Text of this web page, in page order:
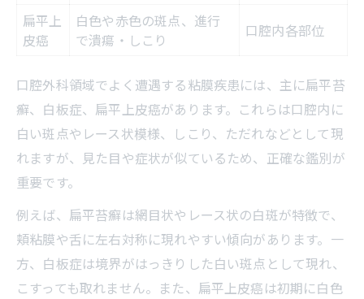
組織検査が必要となるケースとは
痛みがない場合の対応ポイント
鑑別診断のための検査の流れ
放置が危険な扁平上皮癌のサインとは
扁平上皮癌を疑う主な症状リスト
癌化しやすい白色病変の傾向
症状進行のサインを見逃さない方法
画像や体験談から学ぶ鑑別ポイント集
扁平上
皮癌
白色や赤色の斑点、進行
で潰瘍・しこり
口腔内各部位
口腔外科領域でよく遭遇する粘膜疾患には、主に扁平苔
癬、白板症、扁平上皮癌があります。これらは口腔内に
白い斑点やレース状模様、しこり、ただれなどとして現
れますが、見た目や症状が似ているため、正確な鑑別が
重要です。
例えば、扁平苔癬は網目状やレース状の白斑が特徴で、
頬粘膜や舌に左右対称に現れやすい傾向があります。一
方、白板症は境界がはっきりした白い斑点として現れ、
こすっても取れません。また、扁平上皮癌は初期に白色